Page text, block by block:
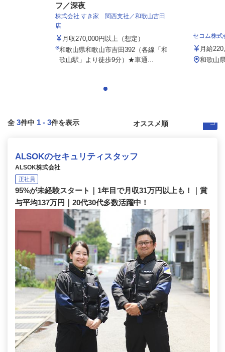
フ／深夜
株式会社 すき家 関西支社／和歌山吉田
店
月収270,000円以上（想定）
和歌山県和歌山市吉田392（各線「和
歌山駅」より徒歩9分）★車通...
セコム株式
月給
和歌山
全 3件中 1 - 3件を表示
ALSOKのセキュリティスタッフ
ALSOK株式会社
正社員
95%が未経験スタート｜1年目で月収31万円以上も！｜賞
与平均137万円｜20代30代多数活躍中！